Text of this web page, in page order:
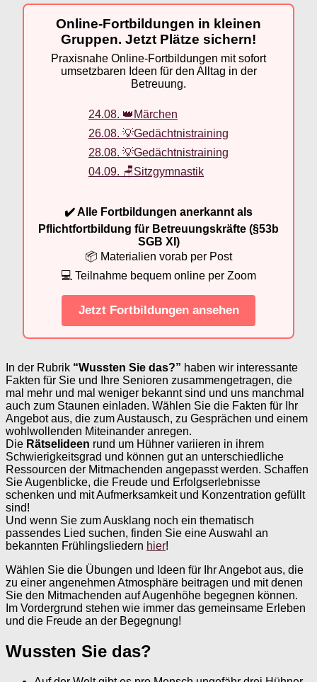
Online-Fortbildungen in kleinen
Gruppen. Jetzt Plätze sichern!
Praxisnahe Online-Fortbildungen mit sofort
umsetzbaren Ideen für den Alltag in der
Betreuung.
24.08. 👑Märchen
26.08. 💡Gedächtnistraining
28.08. 💡Gedächtnistraining
04.09. 🪑Sitzgymnastik
✔️ Alle Fortbildungen anerkannt als
Pflichtfortbildung für Betreuungskräfte (§53b
SGB XI)
📦 Materialien vorab per Post
💻 Teilnahme bequem online per Zoom
Jetzt Fortbildungen ansehen
In der Rubrik “Wussten Sie das?” haben wir interessante
Fakten für Sie und Ihre Senioren zusammengetragen, die
mal mehr und mal weniger bekannt sind und uns manchmal
auch zum Staunen einladen. Wählen Sie die Fakten für Ihr
Angebot aus, die zum Austausch, zu Gesprächen und einem
wohlwollenden Miteinander anregen.
Die Rätselideen rund um Hühner variieren in ihrem
Schwierigkeitsgrad und können gut an unterschiedliche
Ressourcen der Mitmachenden angepasst werden. Schaffen
Sie Augenblicke, die Freude und Erfolgserlebnisse
schenken und mit Aufmerksamkeit und Konzentration gefüllt
sind!
Und wenn Sie zum Ausklang noch ein thematisch
passendes Lied suchen, finden Sie eine Auswahl an
bekannten Frühlingsliedern hier!
Wählen Sie die Übungen und Ideen für Ihr Angebot aus, die
zu einer angenehmen Atmosphäre beitragen und mit denen
Sie den Mitmachenden auf Augenhöhe begegnen können.
Im Vordergrund stehen wie immer das gemeinsame Erleben
und die Freude an der Begegnung!
Wussten Sie das?